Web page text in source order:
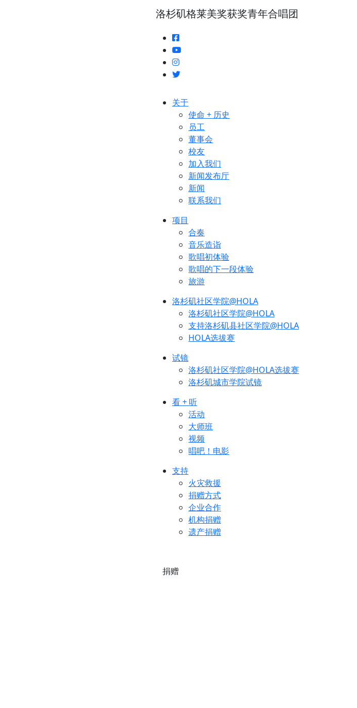
洛杉矶格莱美奖获奖青年合唱团
关于
使命 + 历史
员工
董事会
校友
加入我们
新闻发布厅
新闻
联系我们
项目
合奏
音乐造诣
歌唱初体验
歌唱的下一段体验
旅游
洛杉矶社区学院@HOLA
洛杉矶社区学院@HOLA
支持洛杉矶县社区学院@HOLA
HOLA选拔赛
试镜
洛杉矶社区学院@HOLA选拔赛
洛杉矶城市学院试镜
看 + 听
活动
大师班
视频
唱吧！电影
支持
火灾救援
捐赠方式
企业合作
机构捐赠
遗产捐赠
捐赠